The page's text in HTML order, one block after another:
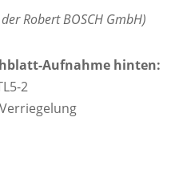
Robert BOSCH GmbH)
Aufnahme hinten:
2